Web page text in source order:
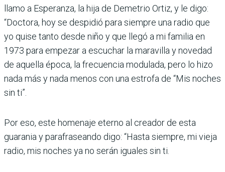
llamo a Esperanza, la hija de Demetrio Ortiz, y le digo:
“Doctora, hoy se despidió para siempre una radio que
yo quise tanto desde niño y que llegó a mi familia en
1973 para empezar a escuchar la maravilla y novedad
de aquella época, la frecuencia modulada, pero lo hizo
nada más y nada menos con una estrofa de “Mis noches
sin ti”.
Por eso, este homenaje eterno al creador de esta
guarania y parafraseando digo: “Hasta siempre, mi vieja
radio, mis noches ya no serán iguales sin ti.